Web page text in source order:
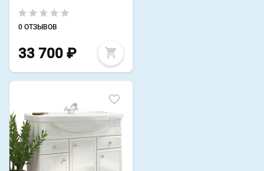
0 ОТЗЫВОВ
33 700 ₽